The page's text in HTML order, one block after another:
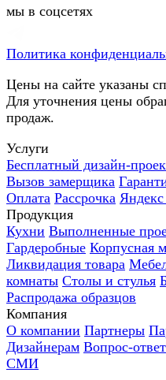
мы в соцсетях
Политика
Цены на сайте указаны
Для уточнения цены
продаж.
Услуги
Бесплатный дизайн-
Вызов замерщика
Оплата Рассрочка
Продукция
Кухни Выполненные
Гардеробные Корпусная
Ликвидация товара
комнаты Столы и стулья
Распродажа образцов
Компания
О компании Партнеры
Дизайнерам Вопрос-ответ
СМИ